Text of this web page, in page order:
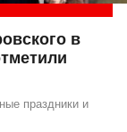
в
праздники и